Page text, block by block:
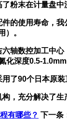
粉末在计量盘
的使用寿命，
）。
轴数控加工中
化深度0.5-
了90个日本原
，充分解决了
有哪些？ 下一条